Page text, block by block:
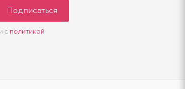
Подписаться
с политикой